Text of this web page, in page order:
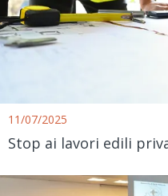
11/07/2025
Stop ai lavori edili